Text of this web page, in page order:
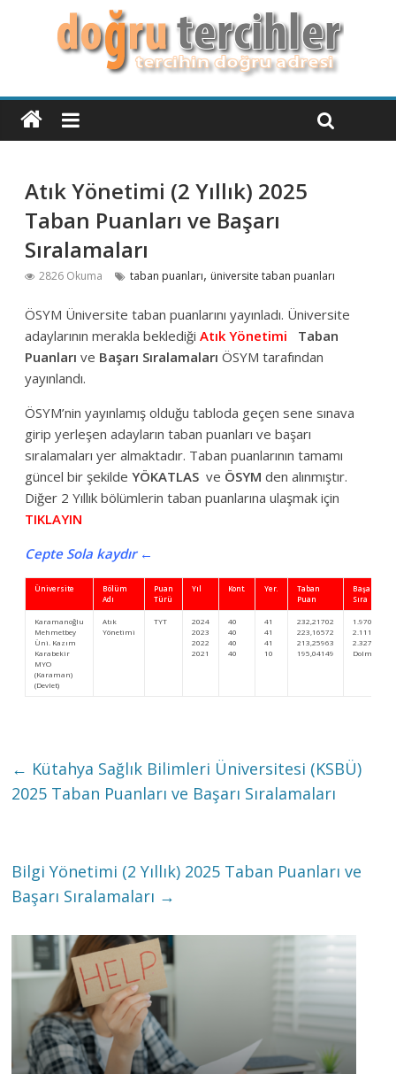
Atık Yönetimi (2 Yıllık) 2025
Taban Puanları ve Başarı
Sıralamaları
2826 Okuma taban puanları, üniversite taban puanları
ÖSYM Üniversite taban puanlarını yayınladı. Üniversite
adaylarının merakla beklediğiAtık Yönetimi
Taban
Puanları ve Başarı Sıralamaları ÖSYM tarafından
yayınlandı.
ÖSYM’nin yayınlamış olduğu tabloda geçen sene sınava
girip yerleşen adayların taban puanları ve başarı
sıralamaları yer almaktadır. Taban puanlarının tamamı
güncel bir şekildeYÖKATLAS ve ÖSYM den alınmıştır.
Diğer 2 Yıllık bölümlerin taban puanlarına ulaşmak için
TIKLAYIN
Cepte Sola kaydır ←
Üniversite
Bölüm
Adı
Puan
Türü
Yıl Kont. Yer.
Taban
Puan
Başarı
Sıra
Karamanoğlu
Mehmetbey
Üni. Kazım
Karabekir
MYO
(Karaman)
(Devlet)
Atık
Yönetimi
TYT
2024
2023
2022
2021
40
40
40
40
41
41
41
10
232,21702
223,16572
213,25963
195,04149
1.970.961
2.111.340
2.327.497
Dolmadı
← Kütahya Sağlık Bilimleri Üniversitesi (KSBÜ)
2025 Taban Puanları ve Başarı Sıralamaları
Bilgi Yönetimi (2 Yıllık) 2025 Taban Puanları ve
Başarı Sıralamaları →